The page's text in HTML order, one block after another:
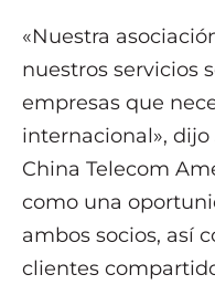
«Nuestra
nuestros servicios
empresas que
internacional»,
China Telecom
como una
ambos socios, así
clientes